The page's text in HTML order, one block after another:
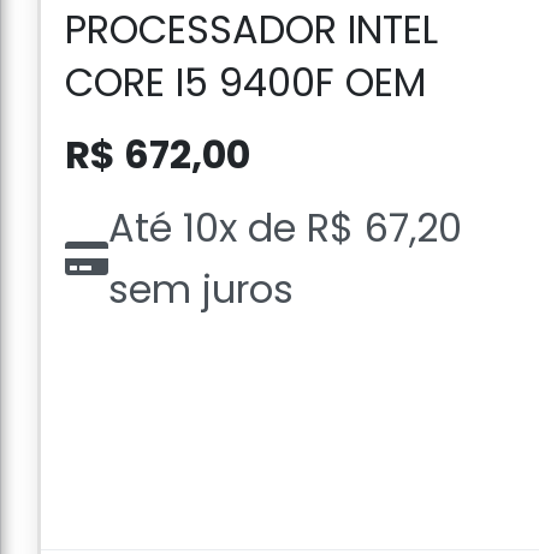
PROCESSADOR INTEL
CORE I5 9400F OEM
R$ 672,00
Até 10x de R$ 67,20
sem juros